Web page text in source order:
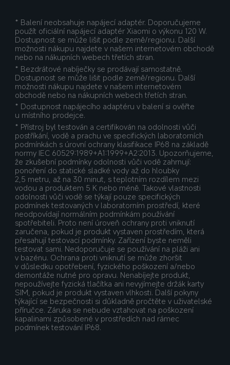
* Balení neobsahuje napájecí adaptér. Doporučujeme
použít oficiální napájecí adaptér Xiaomi o výkonu 120 W.
Dostupnost se může lišit podle země/regionu. Další
možnosti nákupu najdete v našem internetovém obchodě
nebo na nákupních webech třetích stran.
* Bezdrátové nabíječky se prodávají samostatně.
Dostupnost se může lišit podle země/regionu. Další
možnosti nákupu najdete v našem internetovém
obchodě nebo na nákupních webech třetích stran.
* Dostupnost napájecího adaptéru v balení si ověřte
u místního prodejce.
* Přístroj byl testován a certifikován na odolnosti vůči
postříkání, vodě a prachu ve specifických laboratorních
podmínkách s úrovní ochrany klasifikace IP68 na základě
normy IEC 60529:1989+A1:1999+A2:2013. Upozorňujeme,
že zkušební podmínky odolnosti vůči vodě zahrnují:
ponoření do statické sladké vody až do hloubky
2,5 metru, až na 30 minut, s teplotním rozdílem mezi
vodou a produktem 5 K nebo méně. Takové vlastnosti
odolnosti vůči vodě se týkají pouze specifických
podmínek testovaných v laboratorním prostředí, které
neodpovídají normálním podmínkám používání
spotřebiteli. Proto není úroveň ochrany proti vniknutí
zaručena, pokud je produkt vystaven prostředím, která
přesahují testovací podmínky. Zařízení byste neměli
testovat sami. Nedoporučuje se používání na pláži ani
v bazénu. Ochrana proti vniknutí se může zhoršit
v důsledku opotřebení, fyzického poškození a/nebo
demontáže nutné pro opravu. Nenabíjejte produkt,
nepoužívejte fyzická tlačítka ani nevyjímejte držák karty
SIM, pokud je produkt vystaven vlhkosti. Další pokyny
týkající se bezpečnosti si důkladně pročtěte v uživatelské
příručce. Záruka se nebude vztahovat na poškození
kapalinami způsobené v prostředích nad rámec
podmínek testování IP68.